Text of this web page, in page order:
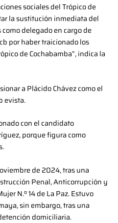
sociales del Trópico de
la sustitución inmediata del
delegado en cargo de
por haber traicionado los
de Cochabamba”, indica la
a Plácido Chávez como el
evista.
con el candidato
porque figura como
de 2024, tras una
Penal, Anticorrupción y
N.º 14 de La Paz. Estuvo
sin embargo, tras una
domiciliaria.